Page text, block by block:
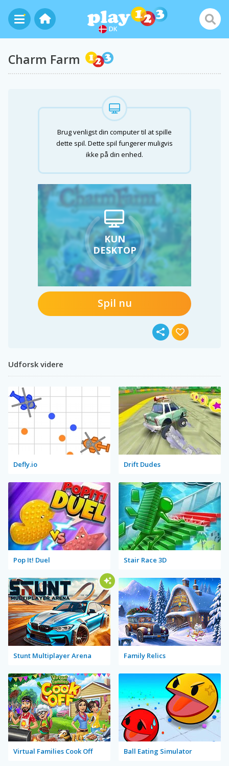
DK
Charm Farm
Brug venligst din computer til at spille
dette spil. Dette spil fungerer muligvis
ikke på din enhed.
KUN
DESKTOP
Spil nu
Udforsk videre
Defly.io Drift Dudes
Pop It! Duel Stair Race 3D
Stunt Multiplayer Arena Family Relics
Virtual Families Cook Off Ball Eating Simulator